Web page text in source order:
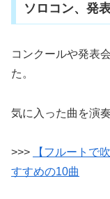
ですが、冒
ソロコン、発
コンクールや発表
た。
気に入った曲を演
>>>
【フルートで
すすめの10曲